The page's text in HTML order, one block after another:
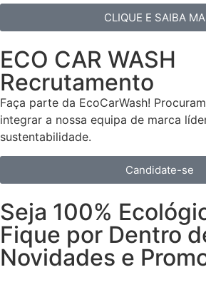
CLIQUE E SAIBA
ECO CAR WASH
Recrutamento
Faça parte da EcoCarWash!
integrar a nossa equipa de marca
sustentabilidade.
Candidate-se
Seja 100%
Fique por Dentro
Novidades e